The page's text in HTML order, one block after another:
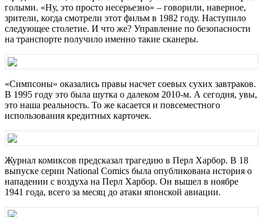
голыми. «Ну, это просто несерьезно» – говорили, наверное,
зрители, когда смотрели этот фильм в 1982 году. Наступило
следующее столетие. И что же? Управление по безопасности
на транспорте получило именно такие сканеры.
«Симпсоны» оказались правы насчет соевых сухих завтраков.
В 1995 году это была шутка о далеком 2010-м. А сегодня, увы,
это наша реальность. То же касается и повсеместного
использования кредитных карточек.
Журнал комиксов предсказал трагедию в Перл Харбор. В 18
выпуске серии National Comics была опубликована история о
нападении с воздуха на Перл Харбор. Он вышел в ноябре
1941 года, всего за месяц до атаки японской авиации.